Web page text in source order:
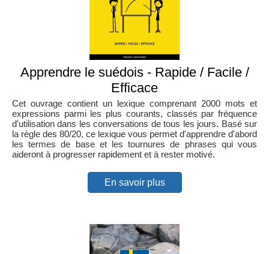
Apprendre le suédois - Rapide / Facile /
Efficace
Cet ouvrage contient un lexique comprenant 2000 mots et
expressions parmi les plus courants, classés par fréquence
d'utilisation dans les conversations de tous les jours. Basé sur
la règle des 80/20, ce lexique vous permet d'apprendre d'abord
les termes de base et les tournures de phrases qui vous
aideront à progresser rapidement et à rester motivé.
En savoir plus